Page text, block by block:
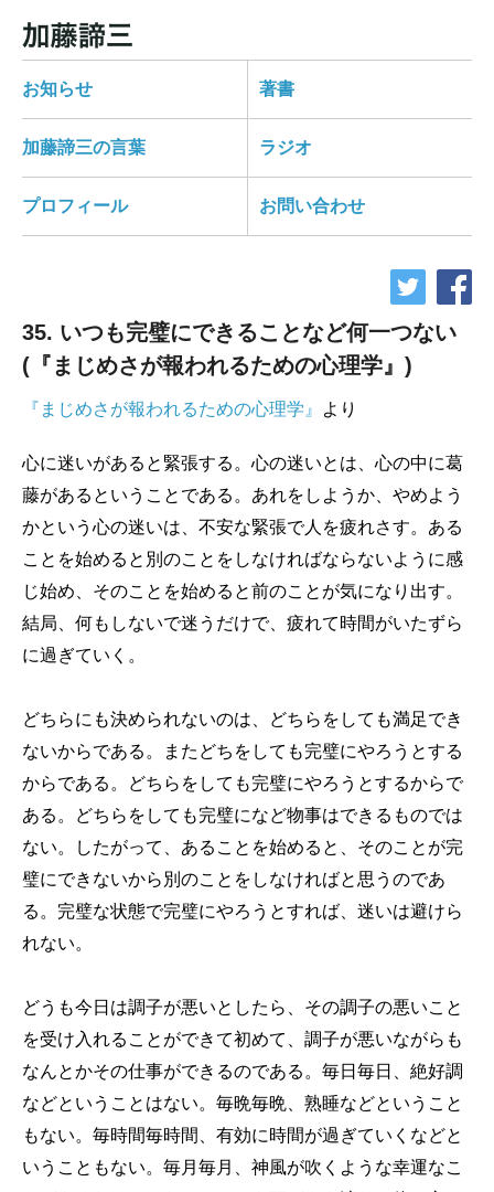
お知らせ 著書
加藤諦三の言葉 ラジオ
プロフィール お問い合わせ
35. いつも完璧にできることなど何一つない
(『まじめさが報われるための心理学』)
『まじめさが報われるための心理学』 より
心に迷いがあると緊張する。心の迷いとは、心の中に葛
藤があるということである。あれをしようか、やめよう
かという心の迷いは、不安な緊張で人を疲れさす。ある
ことを始めると別のことをしなければならないように感
じ始め、そのことを始めると前のことが気になり出す。
結局、何もしないで迷うだけで、疲れて時間がいたずら
に過ぎていく。
どちらにも決められないのは、どちらをしても満足でき
ないからである。またどちをしても完璧にやろうとする
からである。どちらをしても完璧にやろうとするからで
ある。どちらをしても完璧になど物事はできるものでは
ない。したがって、あることを始めると、そのことが完
璧にできないから別のことをしなければと思うのであ
る。完璧な状態で完璧にやろうとすれば、迷いは避けら
れない。
どうも今日は調子が悪いとしたら、その調子の悪いこと
を受け入れることができて初めて、調子が悪いながらも
なんとかその仕事ができるのである。毎日毎日、絶好調
などということはない。毎晩毎晩、熟睡などということ
もない。毎時間毎時間、有効に時間が過ぎていくなどと
いうこともない。毎月毎月、神風が吹くような幸運なこ